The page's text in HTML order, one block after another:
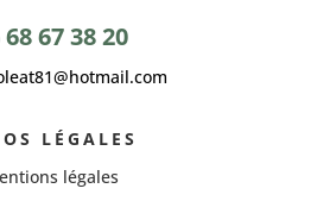
68 67 38 20
LÉGALES
légales